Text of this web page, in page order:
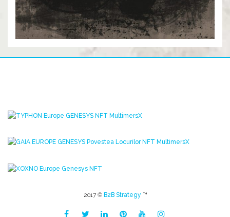
2017 © B2B Strategy ™